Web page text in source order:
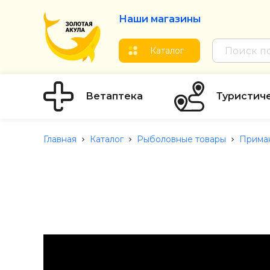
Наши магазины
Каталог
Ветаптека
Главная Каталог Рыболовные товары